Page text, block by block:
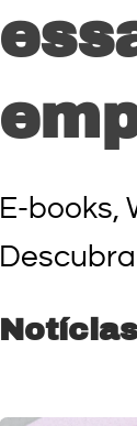
E-books,
Notícias